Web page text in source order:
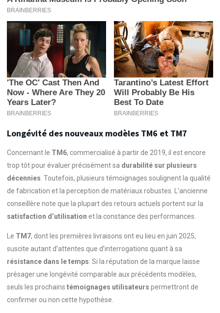
Longévité des nouveaux modèles TM6 et TM7
Concernant le TM6, commercialisé à partir de 2019, il est encore
trop tôt pour évaluer précisément sa durabilité sur plusieurs
décennies . Toutefois, plusieurs témoignages soulignent la qualité
de fabrication et la perception de matériaux robustes. L’ancienne
conseillère note que la plupart des retours actuels portent sur la
satisfaction d’utilisation et la constance des performances.
Le TM7, dont les premières livraisons ont eu lieu en juin 2025,
suscite autant d’attentes que d’interrogations quant à sa
résistance dans le temps . Si la réputation de la marque laisse
présager une longévité comparable aux précédents modèles,
seuls les prochains témoignages utilisateurs permettront de
confirmer ou non cette hypothèse.